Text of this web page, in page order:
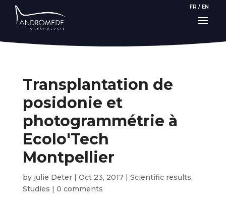
FR / EN
Transplantation de
posidonie et
photogrammétrie à
Ecolo'Tech
Montpellier
by julie Deter| Oct 23, 2017| Scientific results,
Studies | 0 comments